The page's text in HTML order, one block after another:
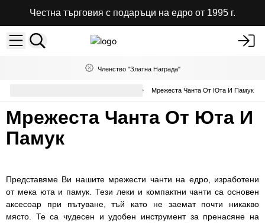
Честна търговия с подаръци на едро от 1995 г.
Членство "Златна Награда"
Мрежеста Чанта От Юта И Памук
Мрежеста Чанта От Юта И
Памук
Представяме Ви нашите мрежести чанти на едро, изработени
от мека юта и памук. Тези леки и компактни чанти са основен
аксесоар при пътуване, тъй като не заемат почти никакво
място. Те са чудесен и удобен инструмент за пренасяне на